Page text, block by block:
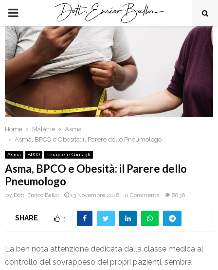
PRIMARY
MENU
Home Malattie
Asma
Asma, BPCO e Obesità: il Parere dello Pneumologo
Asma BPCO Terapie e Consigli
Asma, BPCO e Obesità: il Parere dello
Pneumologo
by Dott. Enrico Ballor 13 Novembre 2018 0 Comments 8836
SHARE 1
La ben nota attenzione dedicata dalla classe medica al
controllo del sovrappeso dei propri pazienti, sembra